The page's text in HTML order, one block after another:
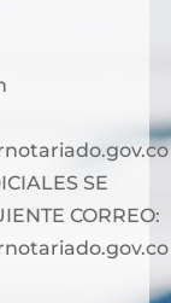
SE
CORREO: